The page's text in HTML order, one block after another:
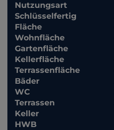
Nutzungsart
Schlüsselfertig
Fläche
Wohnfläche
Gartenfläche
Kellerfläche
Terrassenfläche
Bäder
WC
Terrassen
Keller
HWB